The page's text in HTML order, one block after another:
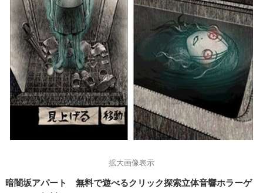
拡大画像表示
暗闇坂アパート 無料で遊べるクリック探索立体音響ホラーゲ